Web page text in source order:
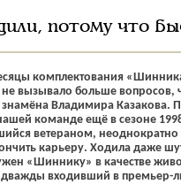
потому что
комплектования
не вызывало больше вопросов,
Владимира Казакова.
команде ещё в сезоне
ветераном, неоднократно
карьеру. Ходила даже
«Шиннику» в качестве
дважды входивший в премьер-